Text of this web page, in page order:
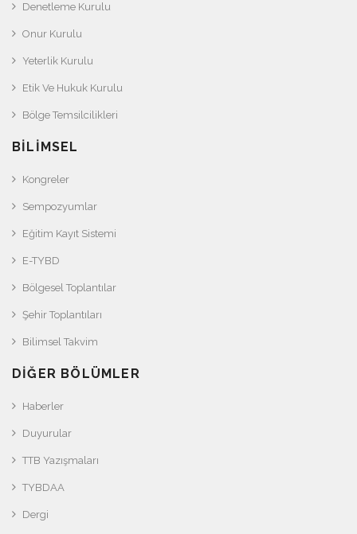
Denetleme Kurulu
Onur Kurulu
Yeterlik Kurulu
Etik Ve Hukuk Kurulu
Bölge Temsilcilikleri
BILIMSEL
Kongreler
Sempozyumlar
Eğitim Kayıt Sistemi
E-TYBD
Bölgesel Toplantılar
Şehir Toplantıları
Bilimsel Takvim
DIĞER BÖLÜMLER
Haberler
Duyurular
TTB Yazışmaları
TYBDAA
Dergi